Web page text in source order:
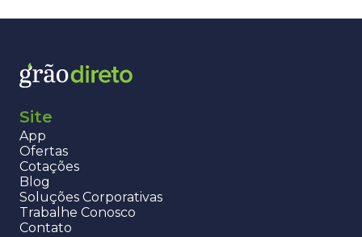
Site
App
Ofertas
Cotações
Blog
Soluções Corporativas
Trabalhe Conosco
Contato